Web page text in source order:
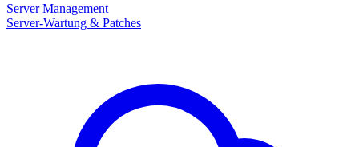
Server Management
Server-Wartung & Patches